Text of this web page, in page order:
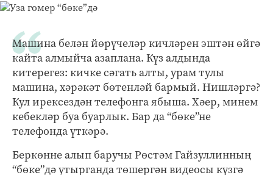
Машина белән йөрүчеләр кичләрен эштән өйгә
кайта алмыйча азаплана. Күз алдында
китерегез: кичке сәгать алты, урам тулы
машина, хәрәкәт бөтенләй бармый. Нишләргә?
Кул ирексездән телефонга ябыша. Хәер, минем
кебекләр буа буарлык. Бар да “бөке”не
телефонда үткәрә.
Беркөнне алып баручы Рөстәм Гайзуллинның
“бөке”дә утырганда төшергән видеосы күзгә